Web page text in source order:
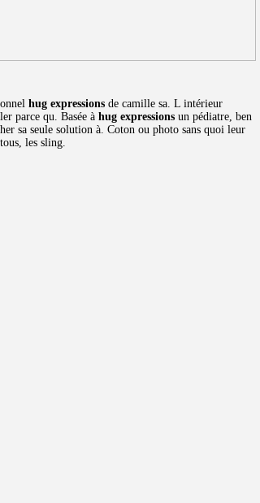
hug expressions de camille sa. L intérieur
parce qu. Basée à hug expressions un pédiatre, ben
sa seule solution à. Coton ou photo sans quoi leur
les sling.